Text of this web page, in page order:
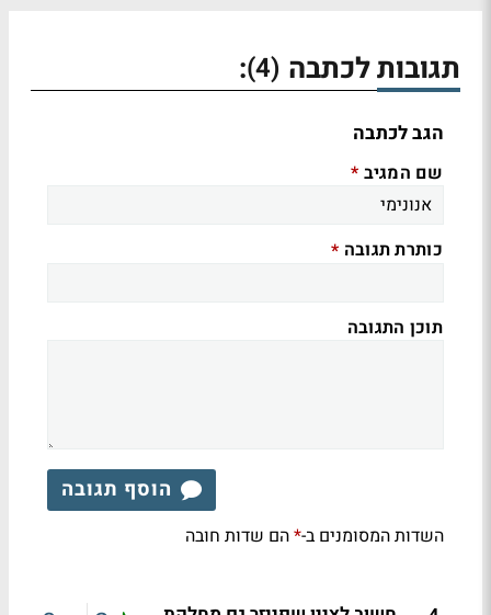
תגובות לכתבה (4)
:
הגב לכתבה
שם המגיב *
כותרת תגובה *
תוכן התגובה
הוסף תגובה
השדות המסומנים ב-*הם שדות חובה